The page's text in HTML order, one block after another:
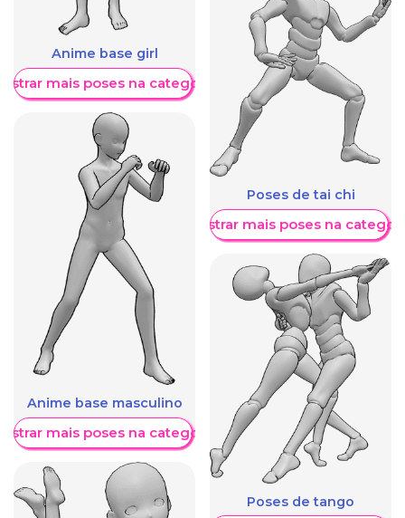
Anime base girl
mais poses na categoria
Anime base masculino
mais poses na categoria
Poses de tai chi
Mostrar mais poses na
Poses de tango